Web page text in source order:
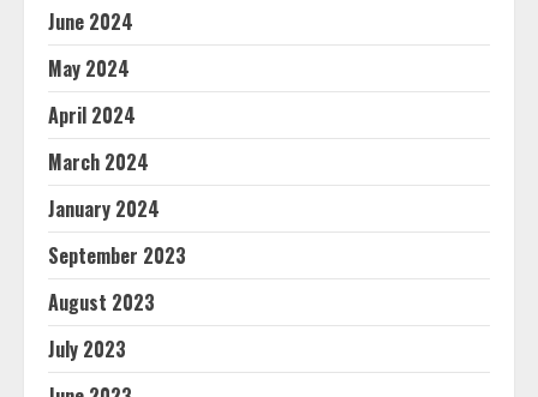
June 2024
May 2024
April 2024
March 2024
January 2024
September 2023
August 2023
July 2023